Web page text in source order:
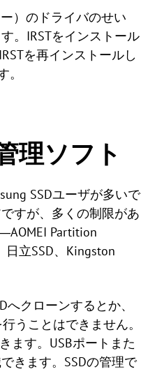
）のドライバのせい
。IRSTをインストール
を再インストールし
理ソフト
SSDユーザが多いで
すが、多くの制限があ
Partition
日立SSD、Kingston
クローンするとか、
うことはできません。
ます。USBポートまた
きます。SSDの管理で